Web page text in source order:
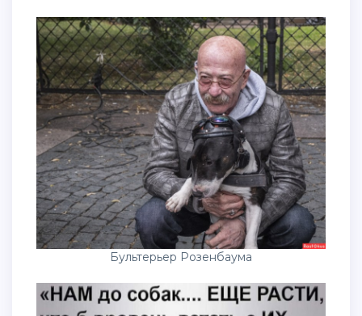
Бультерьер Розенбаума